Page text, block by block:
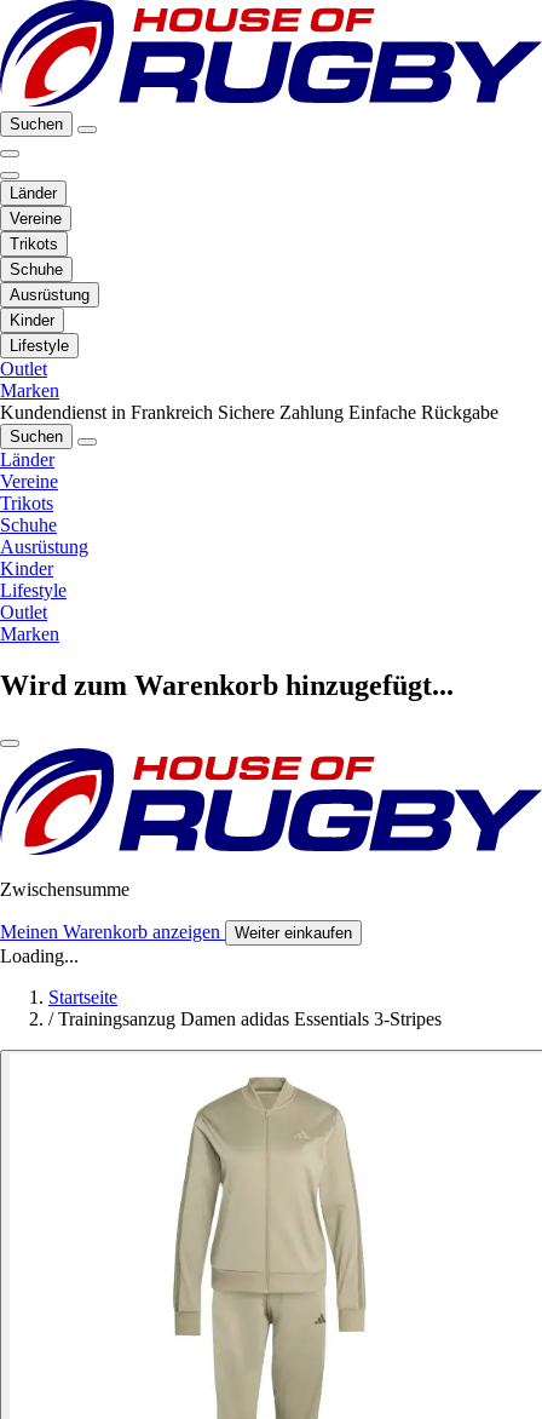
Suchen
Länder
Vereine
Trikots
Schuhe
Ausrüstung
Kinder
Lifestyle
Outlet
Marken
Kundendienst in Frankreich Sichere Zahlung Einfache Rückgabe
Suchen
Länder
Vereine
Trikots
Schuhe
Ausrüstung
Kinder
Lifestyle
Outlet
Marken
Wird zum Warenkorb hinzugefügt...
Zwischensumme
Meinen Warenkorb anzeigen Weiter einkaufen
Loading...
Startseite
/ Trainingsanzug Damen adidas Essentials 3-Stripes